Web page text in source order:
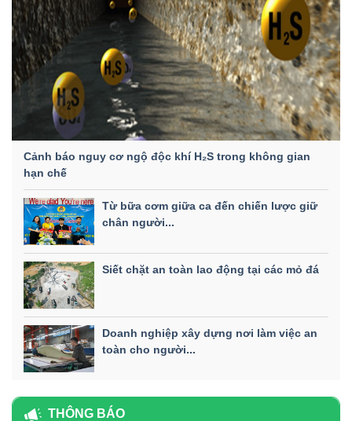
Cảnh báo nguy cơ ngộ độc khí H₂S trong không gian
hạn chế
Từ bữa cơm giữa ca đến chiến lược giữ
chân người...
Siết chặt an toàn lao động tại các mỏ đá
Doanh nghiệp xây dựng nơi làm việc an
toàn cho người...
THÔNG BÁO